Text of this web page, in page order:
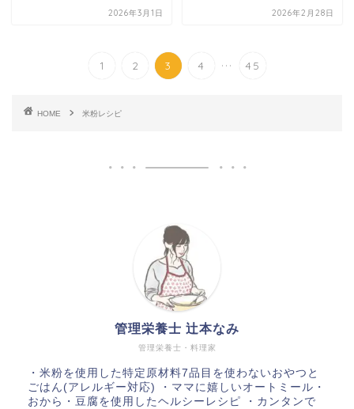
2026年3月1日 2026年2月28日
1 2 3 4 ... 45
HOME 米粉レシピ
管理栄養士・料理家
管理栄養士 辻本なみ
・米粉を使用した特定原材料7品目を使わないおやつと
ごはん(アレルギー対応) ・ママに嬉しいオートミール・
おから・豆腐を使用したヘルシーレシピ ・カンタンで